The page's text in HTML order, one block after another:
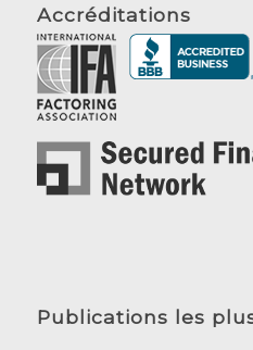
Accréditations
Publications les